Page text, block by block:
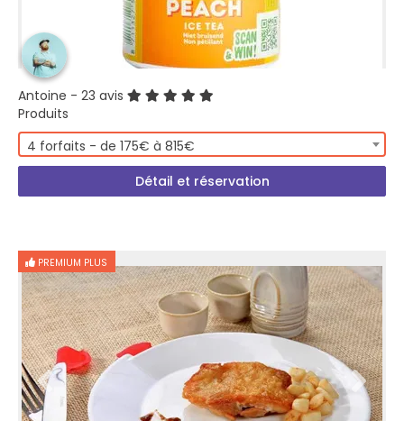
Antoine - 23 avis
Produits
4 forfaits - de 175€ à 815€
Détail et réservation
PREMIUM PLUS